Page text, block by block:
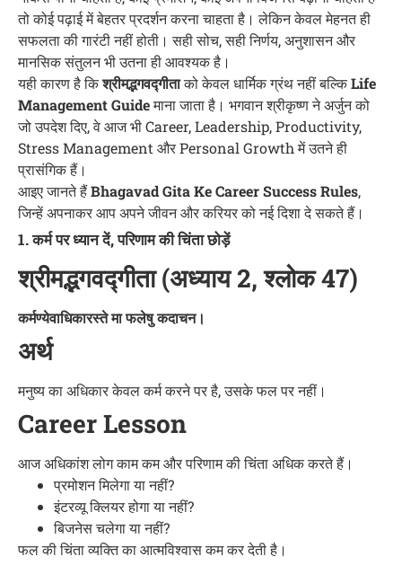
तो कोई पढ़ाई में बेहतर प्रदर्शन करना चाहता है। लेकिन केवल मेहनत ही
सफलता की गारंटी नहीं होती। सही सोच, सही निर्णय, अनुशासन और
मानसिक संतुलन भी उतना ही आवश्यक है।
यही कारण है किश्रीमद्भगवद्गीताको केवल धार्मिक ग्रंथ नहीं बल्किLife
Management Guideमाना जाता है। भगवान श्रीकृष्ण ने अर्जुन को
जो उपदेश दिए, वे आज भी Career, Leadership, Productivity,
Stress Management और Personal Growth में उतने ही
प्रासंगिक हैं।
आइए जानते हैंBhagavad Gita Ke Career Success Rules,
जिन्हें अपनाकर आप अपने जीवन और करियर को नई दिशा दे सकते हैं।
1. कर्म पर ध्यान दें, परिणाम की चिंता छोड़ें
श्रीमद्भगवद्गीता (अध्याय 2, श्लोक 47)
कर्मण्येवाधिकारस्ते मा फलेषु कदाचन।
अर्थ
मनुष्य का अधिकार केवल कर्म करने पर है, उसके फल पर नहीं।
Career Lesson
आज अधिकांश लोग काम कम और परिणाम की चिंता अधिक करते हैं।
प्रमोशन मिलेगा या नहीं?
इंटरव्यू क्लियर होगा या नहीं?
बिजनेस चलेगा या नहीं?
फल की चिंता व्यक्ति का आत्मविश्वास कम कर देती है।